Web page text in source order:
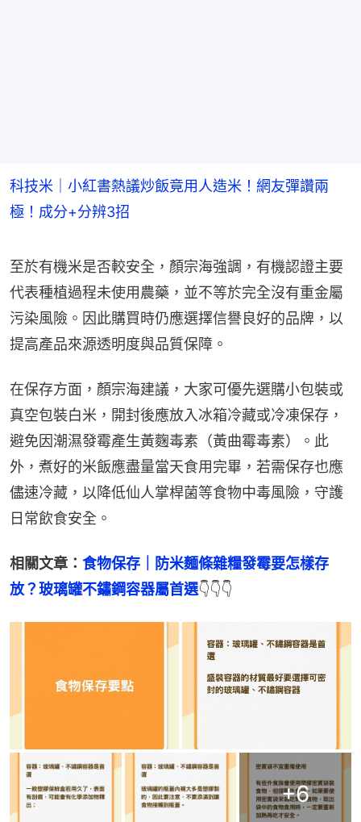
科技米｜小紅書熱議炒飯竟用人造米！網友彈讚兩
極！成分+分辨3招
至於有機米是否較安全，顏宗海強調，有機認證主要
代表種植過程未使用農藥，並不等於完全沒有重金屬
污染風險。因此購買時仍應選擇信譽良好的品牌，以
提高產品來源透明度與品質保障。
在保存方面，顏宗海建議，大家可優先選購小包裝或
真空包裝白米，開封後應放入冰箱冷藏或冷凍保存，
避免因潮濕發霉產生黃麴毒素（黃曲霉毒素）。此
外，煮好的米飯應盡量當天食用完畢，若需保存也應
儘速冷藏，以降低仙人掌桿菌等食物中毒風險，守護
日常飲食安全。
相關文章： 食物保存｜防米麵條雜糧發霉要怎樣存
放？玻璃罐不鏽鋼容器屬首選👇👇👇
+6